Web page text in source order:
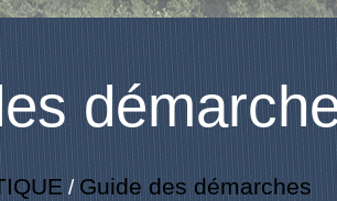
/ Guide des démarches